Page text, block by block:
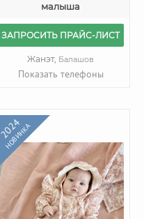
малыша
ЗАПРОСИТЬ ПРАЙС-ЛИСТ
Жанэт, Балашов
Показать телефоны
2024
НОВИНКА